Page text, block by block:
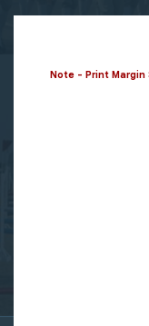
Note - Print